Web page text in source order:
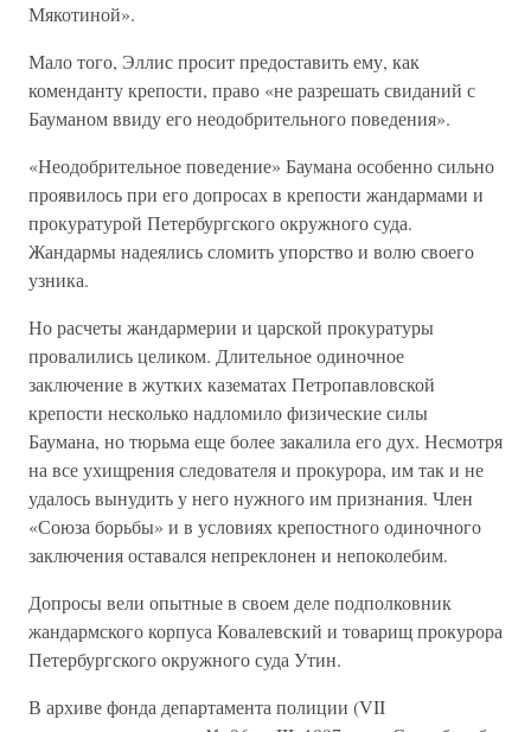
Мякотиной».
Мало того, Эллис просит предоставить ему, как
коменданту крепости, право «не разрешать свиданий с
Бауманом ввиду его неодобрительного поведения».
«Неодобрительное поведение» Баумана особенно сильно
проявилось при его допросах в крепости жандармами и
прокуратурой Петербургского окружного суда.
Жандармы надеялись сломить упорство и волю своего
узника.
Но расчеты жандармерии и царской прокуратуры
провалились целиком. Длительное одиночное
заключение в жутких казематах Петропавловской
крепости несколько надломило физические силы
Баумана, но тюрьма еще более закалила его дух. Несмотря
на все ухищрения следователя и прокурора, им так и не
удалось вынудить у него нужного им признания. Член
«Союза борьбы» и в условиях крепостного одиночного
заключения оставался непреклонен и непоколебим.
Допросы вели опытные в своем деле подполковник
жандармского корпуса Ковалевский и товарищ прокурора
Петербургского окружного суда Утин.
В архиве фонда департамента полиции (VII